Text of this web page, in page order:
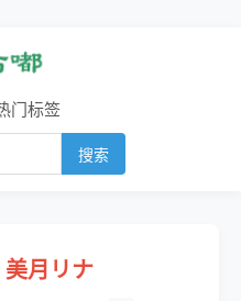
门标签
搜索
美月リナ